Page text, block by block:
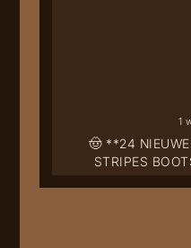
🤠 **24
STRIPES
1